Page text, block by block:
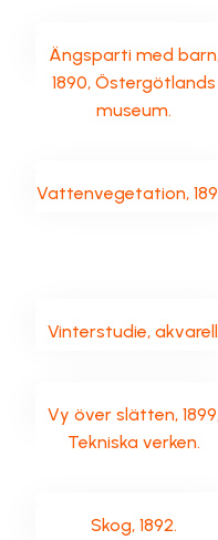
Ängsparti med
1890, Östergötlands
museum.
Vattenvegetation,
Vinterstudie,
Vy över slätten,
Tekniska verken.
Skog, 1892.